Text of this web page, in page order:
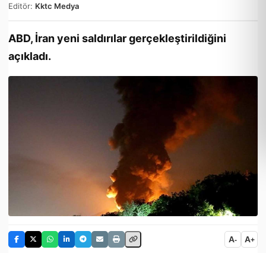
Editör: Kktc Medya
ABD, İran yeni saldırılar gerçekleştirildiğini
açıkladı.
A- A+